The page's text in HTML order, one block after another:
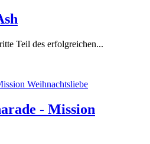
Teil des erfolgreichen...
- Mission